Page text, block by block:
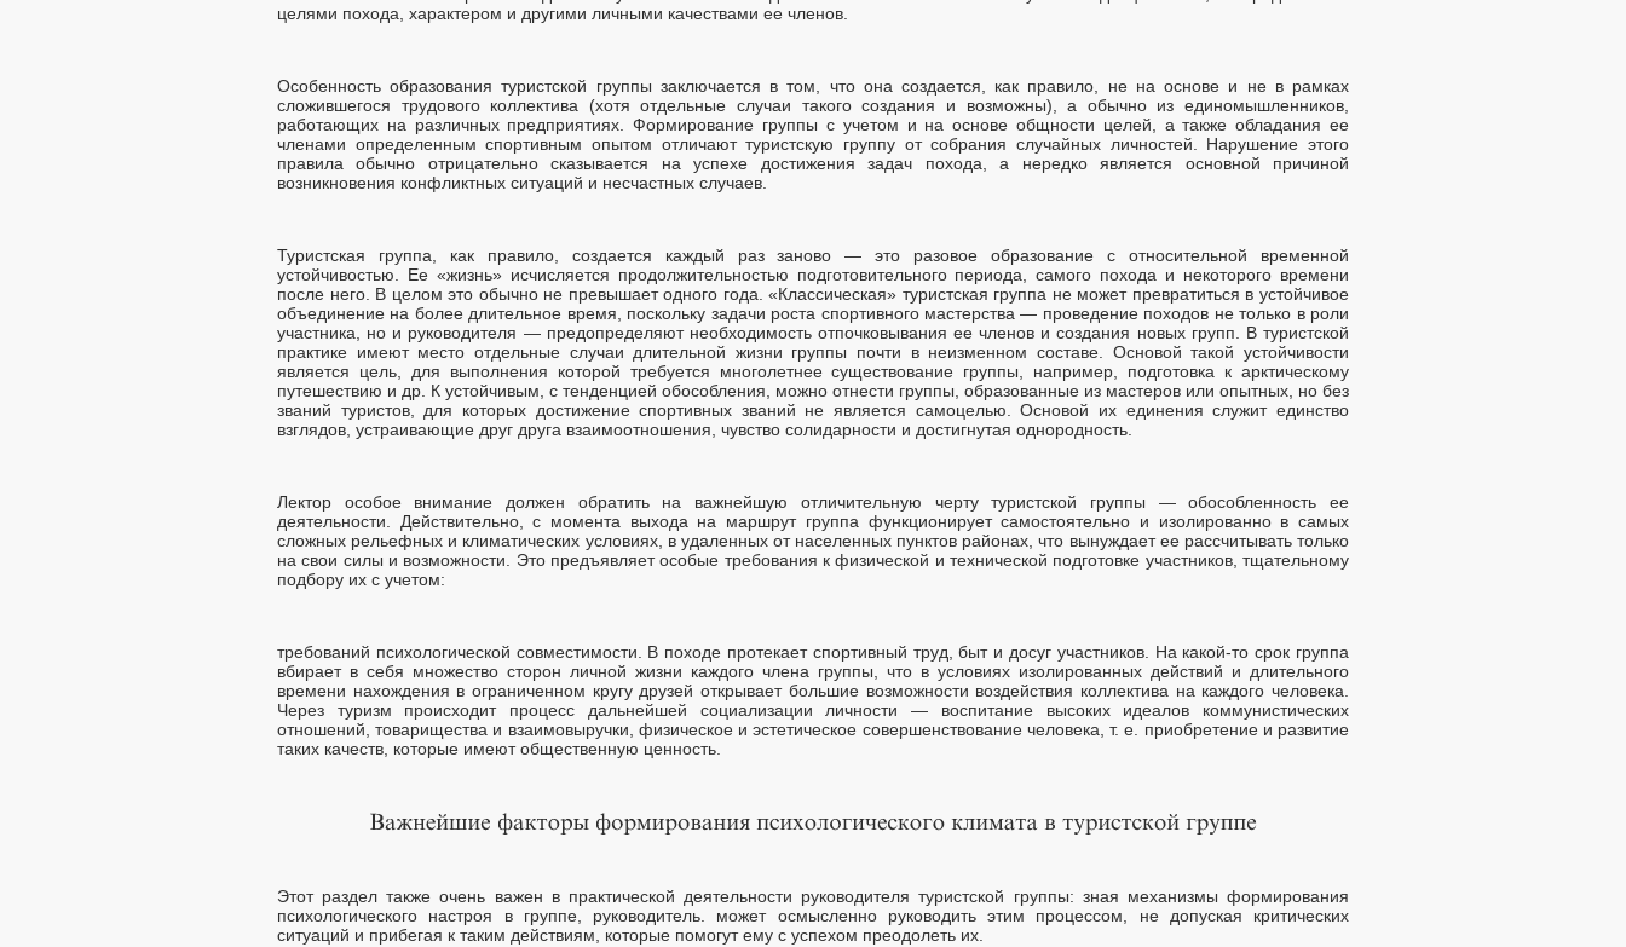
целями похода, характером и другими личными качествами ее членов.
Особенность образования туристской группы заключается в том, что она создается, как правило, не на основе и не в рамках
сложившегося трудового коллектива (хотя отдельные случаи такого создания и возможны), а обычно из единомышленников,
работающих на различных предприятиях. Формирование группы с учетом и на основе общности целей, а также обладания ее
членами определенным спортивным опытом отличают туристскую группу от собрания случайных личностей. Нарушение этого
правила обычно отрицательно сказывается на успехе достижения задач похода, а нередко является основной причиной
возникновения конфликтных ситуаций и несчастных случаев.
Туристская группа, как правило, создается каждый раз заново — это разовое образование с относительной временной
устойчивостью. Ее «жизнь» исчисляется продолжительностью подготовительного периода, самого похода и некоторого времени
после него. В целом это обычно не превышает одного года. «Классическая» туристская группа не может превратиться в устойчивое
объединение на более длительное время, поскольку задачи роста спортивного мастерства — проведение походов не только в роли
участника, но и руководителя — предопределяют необходимость отпочковывания ее членов и создания новых групп. В туристской
практике имеют место отдельные случаи длительной жизни группы почти в неизменном составе. Основой такой устойчивости
является цель, для выполнения которой требуется многолетнее существование группы, например, подготовка к арктическому
путешествию и др. К устойчивым, с тенденцией обособления, можно отнести группы, образованные из мастеров или опытных, но без
званий туристов, для которых достижение спортивных званий не является самоцелью. Основой их единения служит единство
взглядов, устраивающие друг друга взаимоотношения, чувство солидарности и достигнутая однородность.
Лектор особое внимание должен обратить на важнейшую отличительную черту туристской группы — обособленность ее
деятельности. Действительно, с момента выхода на маршрут группа функционирует самостоятельно и изолированно в самых
сложных рельефных и климатических условиях, в удаленных от населенных пунктов районах, что вынуждает ее рассчитывать только
на свои силы и возможности. Это предъявляет особые требования к физической и технической подготовке участников, тщательному
подбору их с учетом:
требований психологической совместимости. В походе протекает спортивный труд, быт и досуг участников. На какой-то срок группа
вбирает в себя множество сторон личной жизни каждого члена группы, что в условиях изолированных действий и длительного
времени нахождения в ограниченном кругу друзей открывает большие возможности воздействия коллектива на каждого человека.
Через туризм происходит процесс дальнейшей социализации личности — воспитание высоких идеалов коммунистических
отношений, товарищества и взаимовыручки, физическое и эстетическое совершенствование человека, т. е. приобретение и развитие
таких качеств, которые имеют общественную ценность.
Этот раздел также очень важен в практической деятельности руководителя туристской группы: зная механизмы формирования
психологического настроя в группе, руководитель. может осмысленно руководить этим процессом, не допуская критических
ситуаций и прибегая к таким действиям, которые помогут ему с успехом преодолеть их.